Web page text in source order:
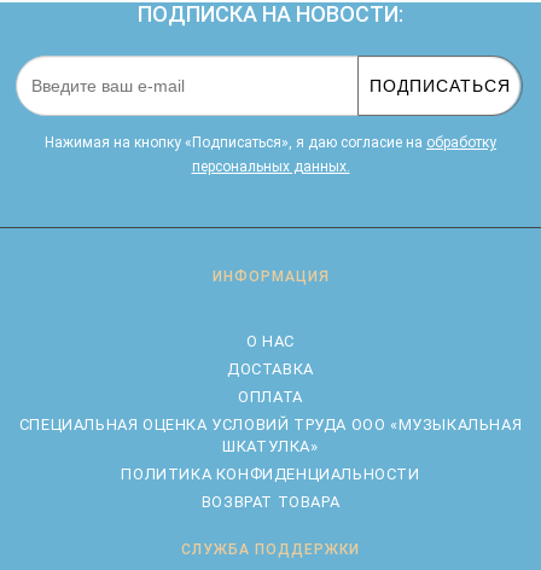
ПОДПИСКА НА НОВОСТИ:
ПОДПИСАТЬСЯ
Нажимая на кнопку «Подписаться», я даю cогласие на обработку
персональных данных.
ИНФОРМАЦИЯ
О НАС
ДОСТАВКА
ОПЛАТА
CПЕЦИАЛЬНАЯ ОЦЕНКА УСЛОВИЙ ТРУДА ООО «МУЗЫКАЛЬНАЯ
ШКАТУЛКА»
ПОЛИТИКА КОНФИДЕНЦИАЛЬНОСТИ
ВОЗВРАТ ТОВАРА
СЛУЖБА ПОДДЕРЖКИ